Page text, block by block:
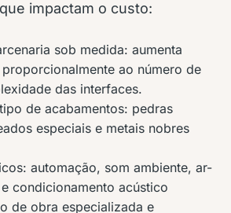
impactam o custo:
sob medida: aumenta
ao número de
das interfaces.
de acabamentos: pedras
especiais e metais nobres
automação, som ambiente, ar-
condicionamento acústico
de obra especializada e